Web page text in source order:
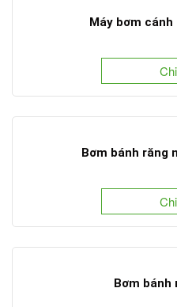
Máy bơm
Bơm bánh răng
Bơm bánh